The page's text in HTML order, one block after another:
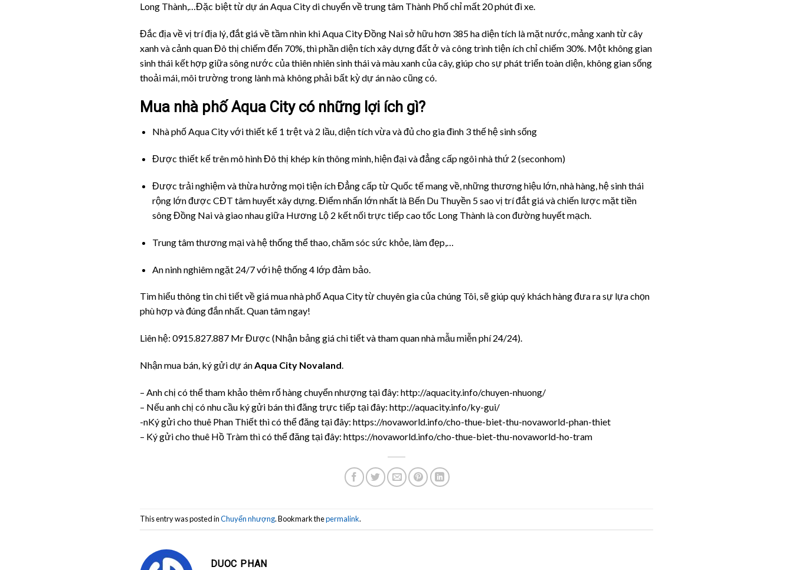
Long Thành,…Đặc biệt từ dự án Aqua City di chuyển về trung tâm Thành Phố chỉ mất 20 phút đi xe.
Đắc địa về vị trí địa lý, đắt giá về tầm nhìn khi Aqua City Đồng Nai sở hữu hơn 385 ha diện tích là mặt nước, mảng xanh từ cây
xanh và cảnh quan Đô thị chiếm đến 70%, thì phần diện tích xây dựng đất ở và công trình tiện ích chỉ chiếm 30%. Một không gian
sinh thái kết hợp giữa sông nước của thiên nhiên sinh thái và màu xanh của cây, giúp cho sự phát triển toàn diện, không gian sống
thoải mái, môi trường trong lành mà không phải bất kỳ dự án nào cũng có.
Mua nhà phố Aqua City có những lợi ích gì?
Nhà phố Aqua City với thiết kế 1 trệt và 2 lầu, diện tích vừa và đủ cho gia đình 3 thế hệ sinh sống
Được thiết kế trên mô hình Đô thị khép kín thông minh, hiện đại và đẳng cấp ngôi nhà thứ 2 (seconhom)
Được trải nghiệm và thừa hưởng mọi tiện ích Đẳng cấp từ Quốc tế mang về, những thương hiệu lớn, nhà hàng, hệ sinh thái
rộng lớn được CĐT tâm huyết xây dựng. Điểm nhấn lớn nhất là Bến Du Thuyền 5 sao vị trí đắt giá và chiến lược mặt tiền
sông Đồng Nai và giao nhau giữa Hương Lộ 2 kết nối trực tiếp cao tốc Long Thành là con đường huyết mạch.
Trung tâm thương mại và hệ thống thể thao, chăm sóc sức khỏe, làm đẹp,…
An ninh nghiêm ngặt 24/7 với hệ thống 4 lớp đảm bảo.
Tìm hiểu thông tin chi tiết về giá mua nhà phố Aqua City từ chuyên gia của chúng Tôi, sẽ giúp quý khách hàng đưa ra sự lựa chọn
phù hợp và đúng đắn nhất. Quan tâm ngay!
Liên hệ: 0915.827.887 Mr Được (Nhận bảng giá chi tiết và tham quan nhà mẫu miễn phí 24/24).
Nhận mua bán, ký gửi dự ánAqua City Novaland.
– Anh chị có thể tham khảo thêm rổ hàng chuyển nhượng tại đây: http://aquacity.info/chuyen-nhuong/
– Nếu anh chị có nhu cầu ký gửi bán thì đăng trực tiếp tại đây: http://aquacity.info/ky-gui/
-nKý gửi cho thuê Phan Thiết thì có thể đăng tại đây: https://novaworld.info/cho-thue-biet-thu-novaworld-phan-thiet
– Ký gửi cho thuê Hồ Tràm thì có thể đăng tại đây: https://novaworld.info/cho-thue-biet-thu-novaworld-ho-tram
This entry was posted inChuyển nhượng. Bookmark thepermalink.
DUOC PHAN